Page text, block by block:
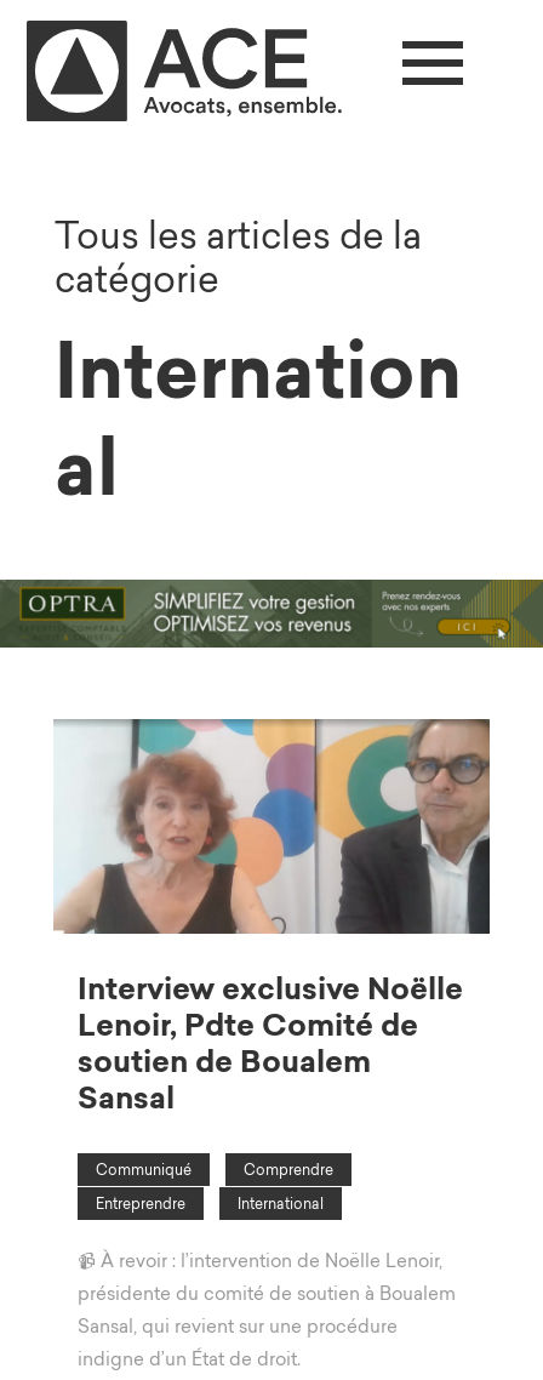
Tous les articles de la
catégorie
Internation
al
Interview exclusive Noëlle
Lenoir, Pdte Comité de
soutien de Boualem
Sansal
Communiqué
Comprendre
Entreprendre
International
📹 À revoir : l’intervention de Noëlle Lenoir,
présidente du comité de soutien à Boualem
Sansal, qui revient sur une procédure
indigne d’un État de droit.